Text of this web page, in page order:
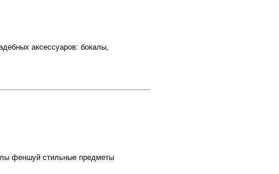
аксессуаров: бокалы,
феншуй стильные предметы